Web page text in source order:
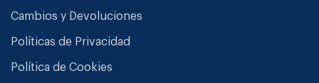
Cambios y Devoluciones
Políticas de Privacidad
Política de Cookies